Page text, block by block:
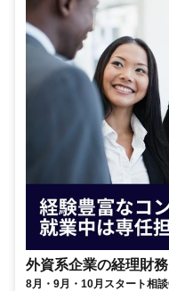
外資系企業の経理財務
8月・9月・10月スタート相